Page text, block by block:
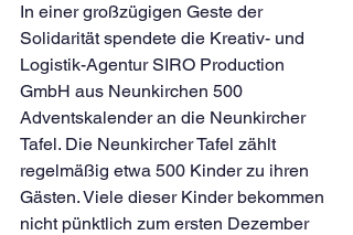
In einer großzügigen Geste der
Solidarität spendete die Kreativ- und
Logistik-Agentur SIRO Production
GmbH aus Neunkirchen 500
Adventskalender an die Neunkircher
Tafel. Die Neunkircher Tafel zählt
regelmäßig etwa 500 Kinder zu ihren
Gästen. Viele dieser Kinder bekommen
nicht pünktlich zum ersten Dezember